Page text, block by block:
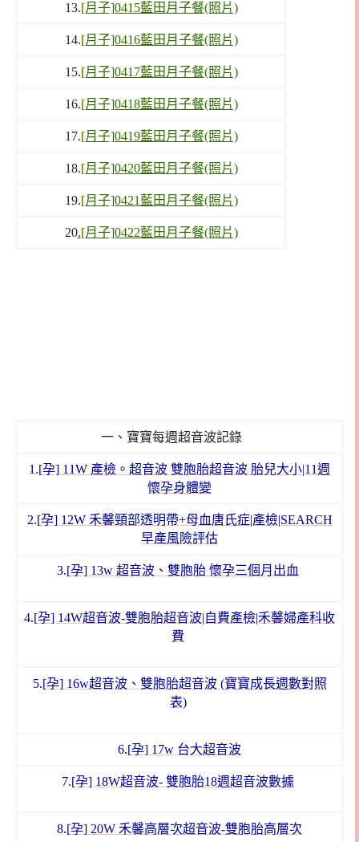
13.[月子]0415藍田月子餐(照片)
14.[月子]0416藍田月子餐(照片)
15.[月子]0417藍田月子餐(照片)
16.[月子]0418藍田月子餐(照片)
17.[月子]0419藍田月子餐(照片)
18.[月子]0420藍田月子餐(照片)
19.[月子]0421藍田月子餐(照片)
20.[月子]0422藍田月子餐(照片)
一、寶寶每週超音波記錄
1.[孕] 11W 產檢。超音波 雙胞胎超音波 胎兒大小|11週
懷孕身體變
2.[孕] 12W 禾馨頸部透明帶+母血唐氏症|產檢|SEARCH
早產風險評估
3.[孕] 13w 超音波、雙胞胎 懷孕三個月出血
4.[孕] 14W超音波-雙胞胎超音波|自費產檢|禾馨婦產科收
費
5.[孕] 16w超音波、雙胞胎超音波 (寶寶成長週數對照
表)
6.[孕] 17w 台大超音波
7.[孕] 18W超音波- 雙胞胎18週超音波數據
8.[孕] 20W 禾馨高層次超音波-雙胞胎高層次